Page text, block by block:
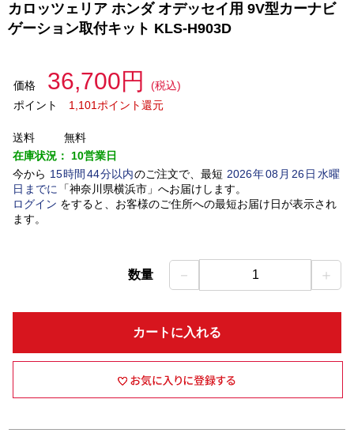
カロッツェリア ホンダ オデッセイ用 9V型カーナビ
ゲーション取付キット KLS-H903D
価格 36,700円
(税込)
ポイント
1,101ポイント還元
送料
無料
在庫状況： 10営業日
今から 15時間 44分以内のご注文で、最短 2026年08 月 26日水曜
日 までに 「神奈川県横浜市」 へお届けします。
ログイン をすると、お客様のご住所への最短お届け日が表示され
ます。
数量 － 1 ＋
カートに入れる